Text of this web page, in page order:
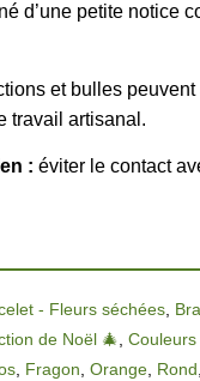
d’une petite notice
et bulles
travail artisanal.
: éviter le contact
- Fleurs séchées,
de Noël 🎄,
, Fragon, Orange, Rond,